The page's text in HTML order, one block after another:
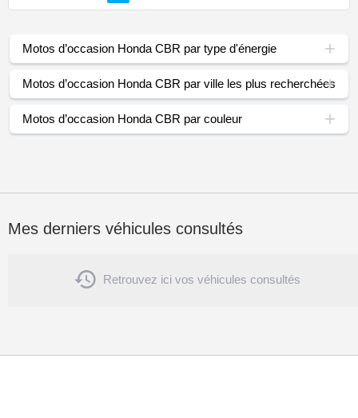
Motos d’occasion Honda CBR par type d'énergie
Motos d’occasion Honda CBR par ville les plus recherchées
Motos d’occasion Honda CBR par couleur
Mes derniers véhicules consultés
 Retrouvez ici vos véhicules consultés